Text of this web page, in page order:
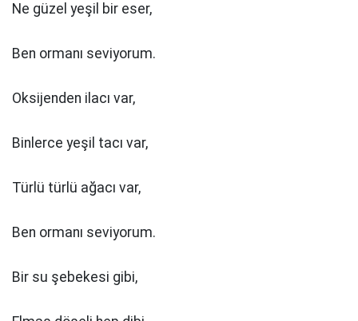
Ne güzel yeşil bir eser,
Ben ormanı seviyorum.
Oksijenden ilacı var,
Binlerce yeşil tacı var,
Türlü türlü ağacı var,
Ben ormanı seviyorum.
Bir su şebekesi gibi,